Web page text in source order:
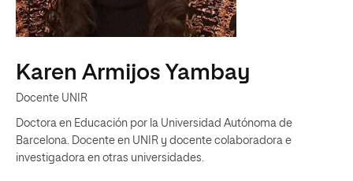
Karen Armijos Yambay
Docente UNIR
Doctora en Educación por la Universidad Autónoma de
Barcelona. Docente en UNIR y docente colaboradora e
investigadora en otras universidades.